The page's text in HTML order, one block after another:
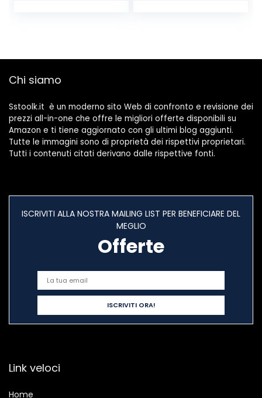
5000mAh, per
Chi siamo
Sstoolk.it è un moderno sito Web di confronto e revisione dei
prezzi all-in-one che offre le migliori offerte disponibili su
Amazon e ti tiene aggiornato con gli ultimi blog aggiunti.
Tutte le immagini sono di proprietà dei rispettivi proprietari.
Tutti i contenuti citati derivano dalle rispettive fonti.
ISCRIVITI ALLA NOSTRA MAILING LIST PER BENEFICIARE DEL
MEGLIO
Offerte
Link veloci
Home